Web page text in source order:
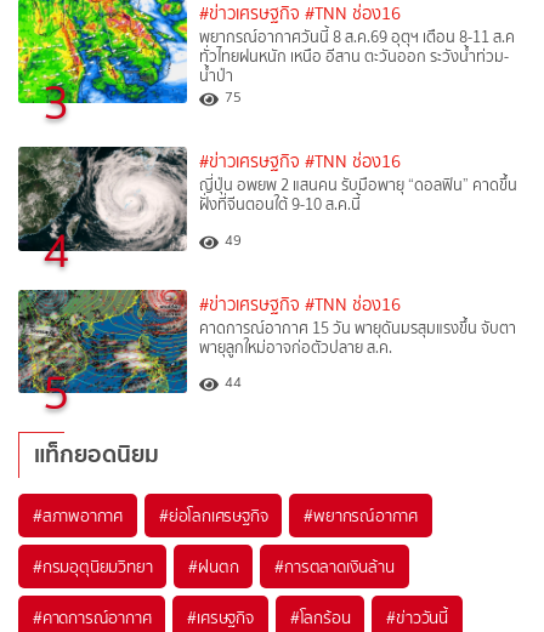
3
#ข่าวเศรษฐกิจ #TNN ช่อง16
พยากรณ์อากาศวันนี้ 8 ส.ค.69 อุตุฯ เตือน 8-11 ส.ค
ทั่วไทยฝนหนัก เหนือ อีสาน ตะวันออก ระวังน้ำท่วม-
น้ำป่า
75
4
#ข่าวเศรษฐกิจ #TNN ช่อง16
ญี่ปุ่น อพยพ 2 แสนคน รับมือพายุ “ดอลฟิน” คาดขึ้น
ฝั่งที่จีนตอนใต้ 9-10 ส.ค.นี้
49
5
#ข่าวเศรษฐกิจ #TNN ช่อง16
คาดการณ์อากาศ 15 วัน พายุดันมรสุมแรงขึ้น จับตา
พายุลูกใหม่อาจก่อตัวปลาย ส.ค.
44
แท็กยอดนิยม
#สภาพอากาศ #ย่อโลกเศรษฐกิจ #พยากรณ์อากาศ
#กรมอุตุนิยมวิทยา #ฝนตก #การตลาดเงินล้าน
#คาดการณ์อากาศ #เศรษฐกิจ #โลกร้อน #ข่าววันนี้